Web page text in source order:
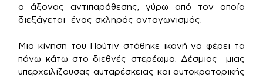
ο άξονας αντιπαράθεσης, γύρω από τον οποίο
διεξάγεται ένας σκληρός ανταγωνισμός.
Μια κίνηση του Πούτιν στάθηκε ικανή να φέρει τα
πάνω κάτω στο διεθνές στερέωμα. Δέσμιος μιας
υπερχειλίζουσας αυταρέσκειας και αυτοκρατορικής